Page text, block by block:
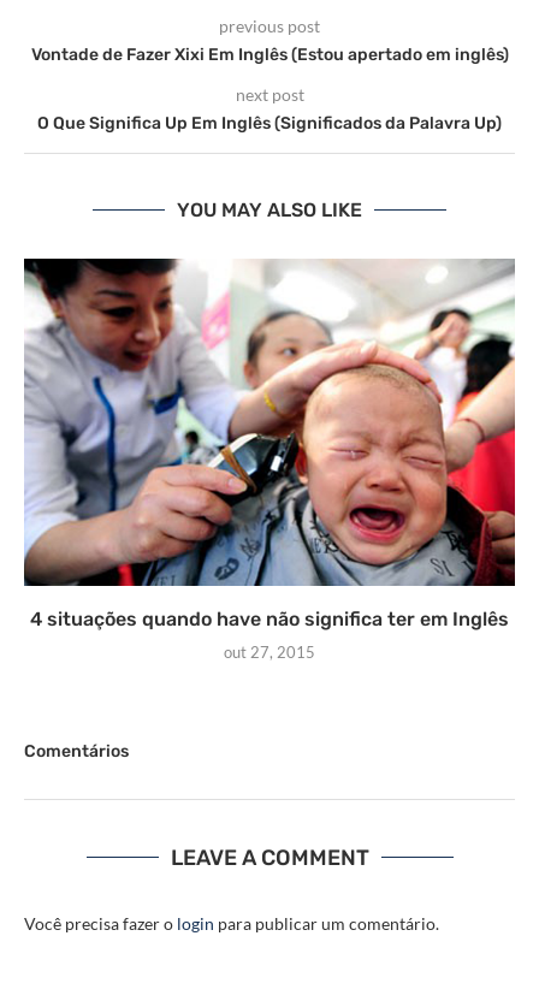
previous post
Vontade de Fazer Xixi Em Inglês (Estou apertado em inglês)
next post
O Que Significa Up Em Inglês (Significados da Palavra Up)
YOU MAY ALSO LIKE
4 situações quando have não significa ter em Inglês
out 27, 2015
Comentários
LEAVE A COMMENT
Você precisa fazer o login para publicar um comentário.